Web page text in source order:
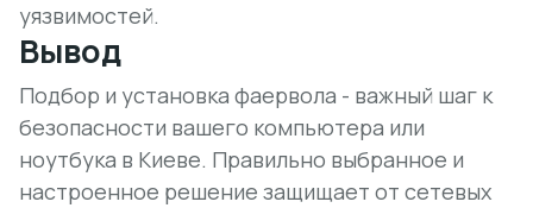
уязвимостей.
Вывод
Подбор и установка фаервола - важный шаг к
безопасности вашего компьютера или
ноутбука в Киеве. Правильно выбранное и
настроенное решение защищает от сетевых